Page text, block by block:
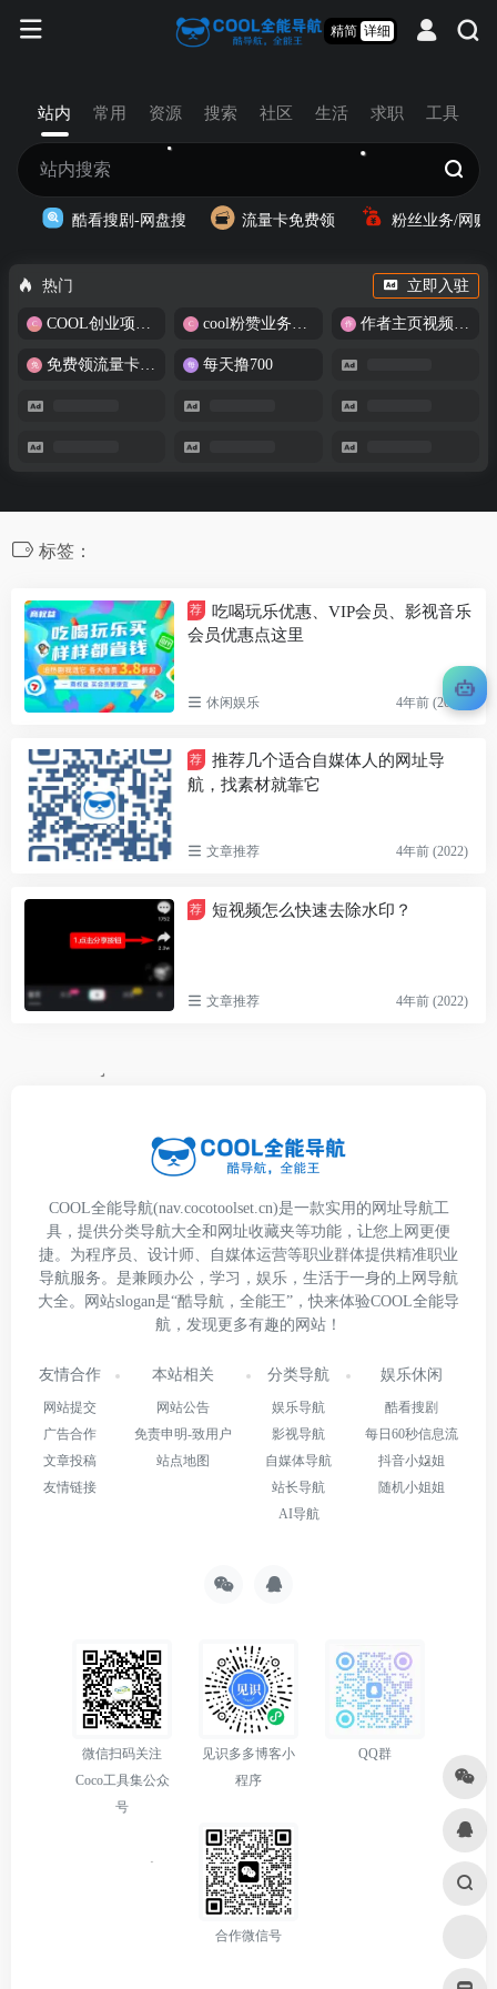
精简 详细
站内 常用 资源 搜索 社区 生活 求职 工具
酷看搜剧-网盘搜 流量卡免费领 粉丝业务/网赚/
热门 立即入驻
COOL创业项目商城 cool粉赞业务商城【爆粉引流】 作者主页视频批量提取
免费领流量卡-包邮 每天撸700
标签：
荐
吃喝玩乐优惠、VIP会员、影视音乐
会员优惠点这里
休闲娱乐 4年前 (2022)
荐
推荐几个适合自媒体人的网址导
航，找素材就靠它
文章推荐 4年前 (2022)
荐 短视频怎么快速去除水印？
文章推荐 4年前 (2022)
COOL全能导航(nav.cocotoolset.cn)是一款实用的网址导航工
具，提供分类导航大全和网址收藏夹等功能，让您上网更便
捷。为程序员、设计师、自媒体运营等职业群体提供精准职业
导航服务。是兼顾办公，学习，娱乐，生活于一身的上网导航
大全。网站slogan是“酷导航，全能王”，快来体验COOL全能导
航，发现更多有趣的网站！
友情合作
网站提交
广告合作
文章投稿
友情链接
本站相关
网站公告
免责申明-致用户
站点地图
分类导航
娱乐导航
影视导航
自媒体导航
站长导航
AI导航
娱乐休闲
酷看搜剧
每日60秒信息流
抖音小姐姐
随机小姐姐
微信扫码关注
Coco工具集公众
号
见识多多博客小
程序
QQ群
合作微信号